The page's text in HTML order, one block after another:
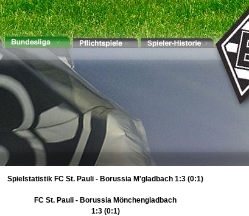
Spielstatistik FC St. Pauli - Borussia M'gladbach 1:3 (0:1)
FC St. Pauli - Borussia Mönchengladbach
1:3 (0:1)